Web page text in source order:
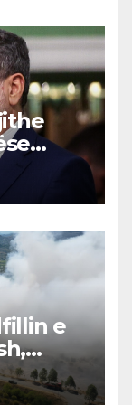
e